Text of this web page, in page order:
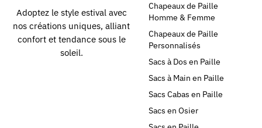
Adoptez le style estival avec
nos créations uniques, alliant
confort et tendance sous le
soleil.
Chapeaux de Paille
Homme & Femme
Chapeaux de Paille
Personnalisés
Sacs à Dos en Paille
Sacs à Main en Paille
Sacs Cabas en Paille
Sacs en Osier